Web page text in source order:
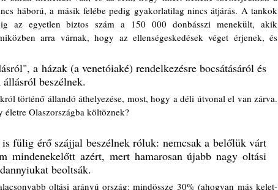
háború, a másik felébe pedig gyakorlatilag nincs átjárás. A tankok
az egyetlen biztos szám a 150 000 donbásszi menekült, akik
arra várnak, hogy az ellenségeskedések véget érjenek, és
a házak (a venetóiaké) rendelkezésre bocsátásáról és
beszélnek.
Olaszországba költöznek?
fülig érő szájjal beszélnek róluk: nemcsak a belőlük várt
mindenekelőtt azért, mert hamarosan újabb nagy oltási
beoltsák.